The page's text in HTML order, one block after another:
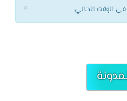
× فى الوقت الحالي.